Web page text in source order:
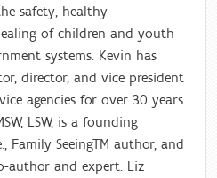
safety, healthy
of children and youth
systems. Kevin has
director, and vice president
agencies for over 30 years
LSW, is a founding
Family SeeingTM author, and
author and expert. Liz